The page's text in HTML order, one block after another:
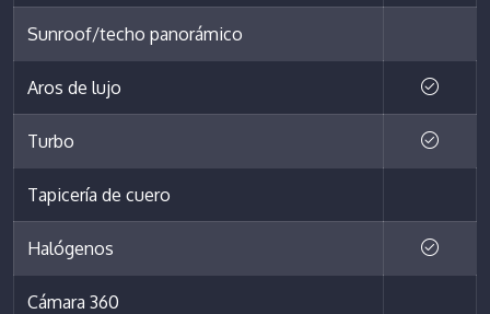
Sunroof/techo panorámico
Aros de lujo
Turbo
Tapicería de cuero
Halógenos
Cámara 360